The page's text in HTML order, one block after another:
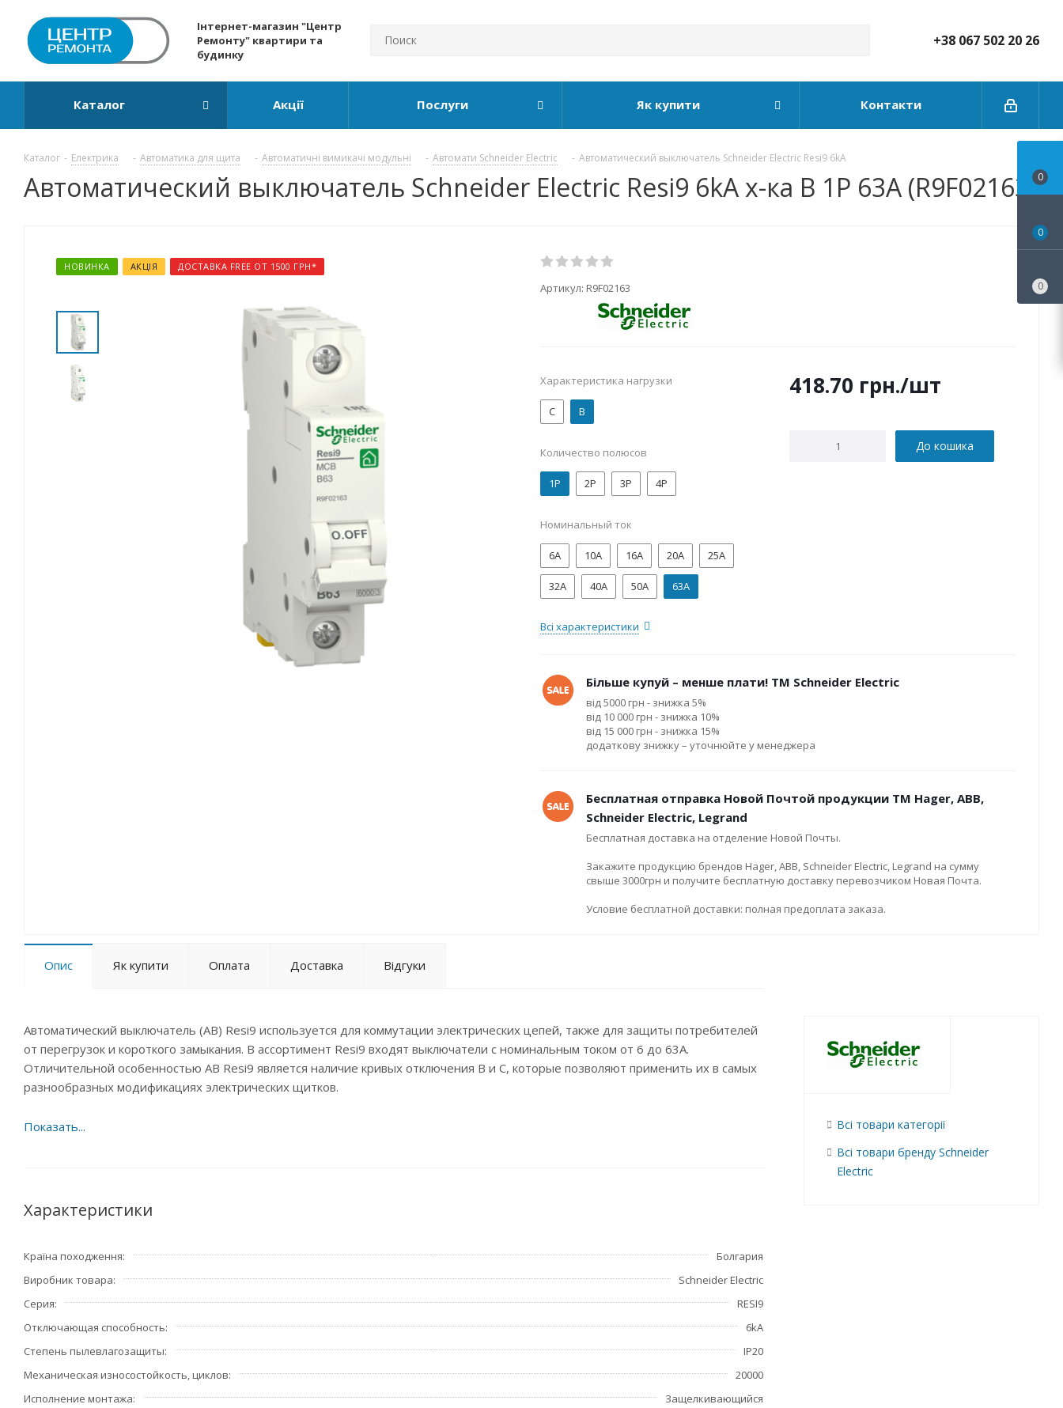
Інтернет-магазин "Центр
Ремонту" квартири та
будинку
+38 067 502 20 26
Каталог Акції Послуги Як купити Контакти
Каталог - Електрика - Автоматика для щита - Автоматичні вимикачі модульні - Автомати Schneider Electric - Автоматический выключатель Schneider Electric Resi9 6kA
Автоматический выключатель Schneider Electric Resi9 6kA х-ка B 1P 63А (R9F02163)
НОВИНКА АКЦІЯ ДОСТАВКА FREE ОТ 1500 ГРН*
Артикул: R9F02163
Характеристика нагрузки
C B
Количество полюсов
1P 2P 3P 4P
Номинальный ток
6А 10А 16А 20А 25А
32А 40А 50А 63А
Всі характеристики
418.70 грн./шт
До кошика
Більше купуй – менше плати! ТМ Schneider Electric
від 5000 грн - знижка 5%
від 10 000 грн - знижка 10%
від 15 000 грн - знижка 15%
додаткову знижку – уточнюйте у менеджера
Бесплатная отправка Новой Почтой продукции ТМ Hager, ABB,
Schneider Electric, Legrand
Бесплатная доставка на отделение Новой Почты.
Закажите продукцию брендов Hager, ABB, Schneider Electric, Legrand на сумму
свыше 3000грн и получите бесплатную доставку перевозчиком Новая Почта.
Условие бесплатной доставки: полная предоплата заказа.
Опис Як купити Оплата Доставка Відгуки
Автоматический выключатель (АВ) Resi9 используется для коммутации электрических цепей, также для защиты потребителей
от перегрузок и короткого замыкания. В ассортимент Resi9 входят выключатели с номинальным током от 6 до 63А.
Отличительной особенностью АВ Resi9 является наличие кривых отключения B и C, которые позволяют применить их в самых
разнообразных модификациях электрических щитков.
Характеристики
Країна походження
Болгария
Виробник товара
Schneider Electric
Серия
RESI9
Отключающая способность
6kA
Степень пылевлагозащиты
IP20
Механическая износостойкость, циклов
20000
Исполнение монтажа
Защелкивающийся
Всі товари категорії
Всі товари бренду Schneider
Electric
0
0
0